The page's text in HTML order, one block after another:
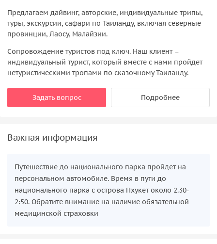
Предлагаем дайвинг, авторские, индивидуальные трипы,
туры, экскурсии, сафари по Таиланду, включая северные
провинции, Лаосу, Малайзии.
Сопровождение туристов под ключ. Наш клиент –
индивидуальный турист, который вместе с нами пройдет
нетуристическими тропами по сказочному Таиланду.
Задать вопрос Подробнее
Важная информация
Путешествие до национального парка пройдет на
персональном автомобиле. Время в пути до
национального парка с острова Пхукет около 2.30-
2:50. Обратите внимание на наличие обязательной
медицинской страховки